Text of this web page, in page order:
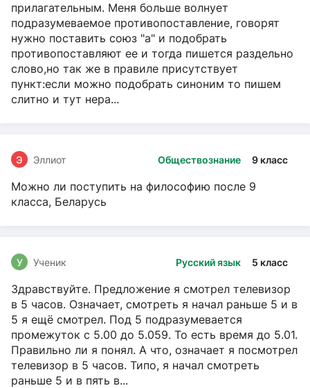
прилагательным. Меня больше волнует
подразумеваемое противопоставление, говорят
нужно поставить союз "а" и подобрать
противопоставляют ее и тогда пишется раздельно
слово,но так же в правиле присутствует
пункт:если можно подобрать синоним то пишем
слитно и тут нера...
Обществознание 9 класс
Э Эллиот
Можно ли поступить на философию после 9
класса, Беларусь
Русский язык 5 класс
У Ученик
Здравствуйте. Предложение я смотрел телевизор
в 5 часов. Означает, смотреть я начал раньше 5 и в
5 я ещё смотрел. Под 5 подразумевается
промежуток с 5.00 до 5.059. То есть время до 5.01.
Правильно ли я понял. А что, означает я посмотрел
телевизор в 5 часов. Типо, я начал смотреть
раньше 5 и в пять в...